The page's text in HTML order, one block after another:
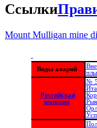
Ссылки
Mount Mulligan mine
Виды аварий
Российская
империя
№ 5